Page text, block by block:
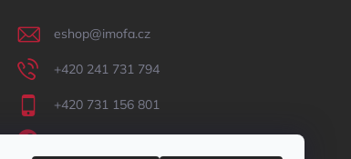
eshop@imofa.cz
+420 241 731 794
+420 731 156 801
IMOFA Facebook